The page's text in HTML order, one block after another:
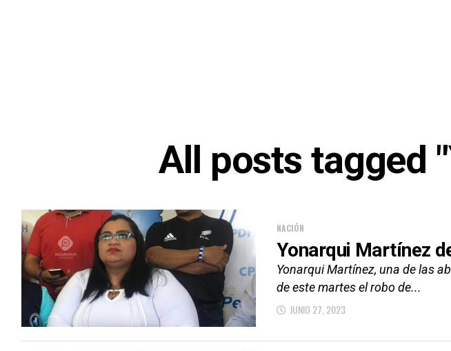
All posts tagged
NACIÓN
Yonarqui Martínez
Yonarqui Martínez, una de las
de este martes el robo de...
JUNIO 27, 2023